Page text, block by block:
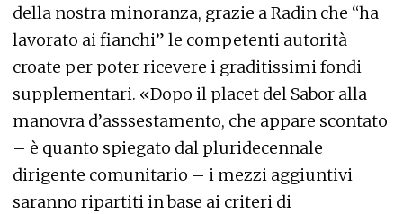
della nostra minoranza, grazie a Radin che “ha
lavorato ai fianchi” le competenti autorità
croate per poter ricevere i graditissimi fondi
supplementari. «Dopo il placet del Sabor alla
manovra d’asssestamento, che appare scontato
– è quanto spiegato dal pluridecennale
dirigente comunitario – i mezzi aggiuntivi
saranno ripartiti in base ai criteri di